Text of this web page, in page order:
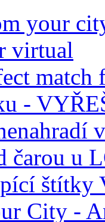
your
virtual
match
-
čarou u
štítky
City -